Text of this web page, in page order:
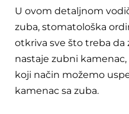
U ovom detaljnom
zuba, stomatološka
otkriva sve što treba
nastaje zubni
koji način možemo
kamenac sa zuba.